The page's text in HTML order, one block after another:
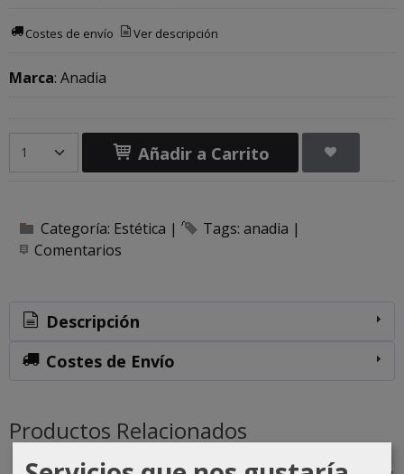
Costes de envío Ver descripción
Marca: Anadia
Añadir a Carrito
Categoría: Estética | Tags: anadia |
Comentarios
Descripción
Costes de Envío
Productos Relacionados